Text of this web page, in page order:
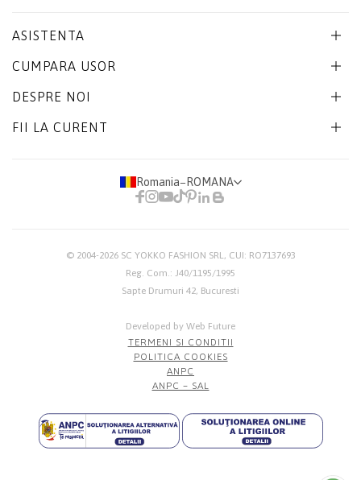
ASISTENTA
CUMPARA USOR
DESPRE NOI
FII LA CURENT
Romania− ROMANA
© 2004-2026 SC YOKKO FASHION SRL, CUI: RO7137693
Reg. Com.: J40/1195/1995
Sapte Drumuri 42, Bucuresti
Developed by Web Future
TERMENI SI CONDITII
POLITICA COOKIES
ANPC
ANPC – SAL